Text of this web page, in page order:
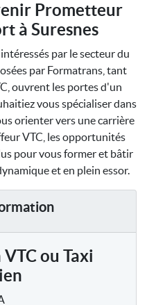
Prometteur
à Suresnes
par le secteur du
par Formatrans, tant
ouvrent les portes d'un
vous spécialiser dans
orienter vers une carrière
VTC, les opportunités
pour vous former et bâtir
et en plein essor.
VTC ou Taxi